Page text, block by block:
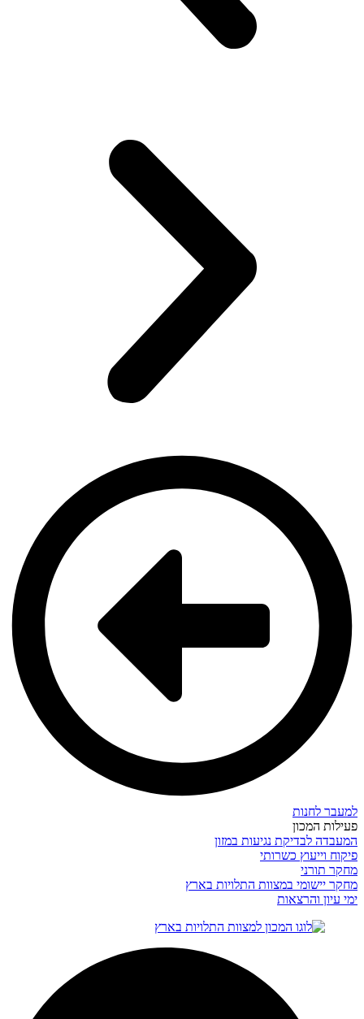
למעבר לחנות
פעילות המכון
המעבדה לבדיקת נגיעות במזון
פיקוח וייעוץ כשרותי
מחקר תורני
מחקר יישומי במצוות התלויות בארץ
ימי עיון והרצאות